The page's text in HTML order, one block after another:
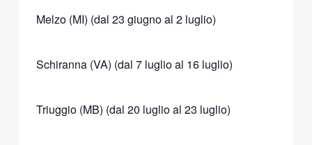
Melzo (MI) (dal 23 giugno al 2 luglio)
Schiranna (VA) (dal 7 luglio al 16 luglio)
Triuggio (MB) (dal 20 luglio al 23 luglio)